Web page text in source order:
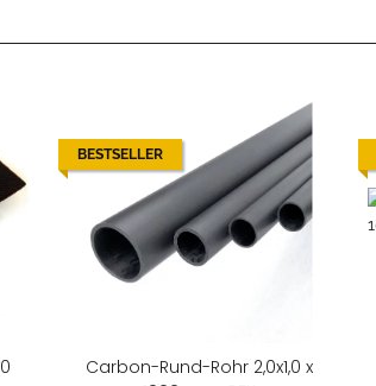
BESTSELLER
Carbon-Rund-Rohr 2,0x1,0 x